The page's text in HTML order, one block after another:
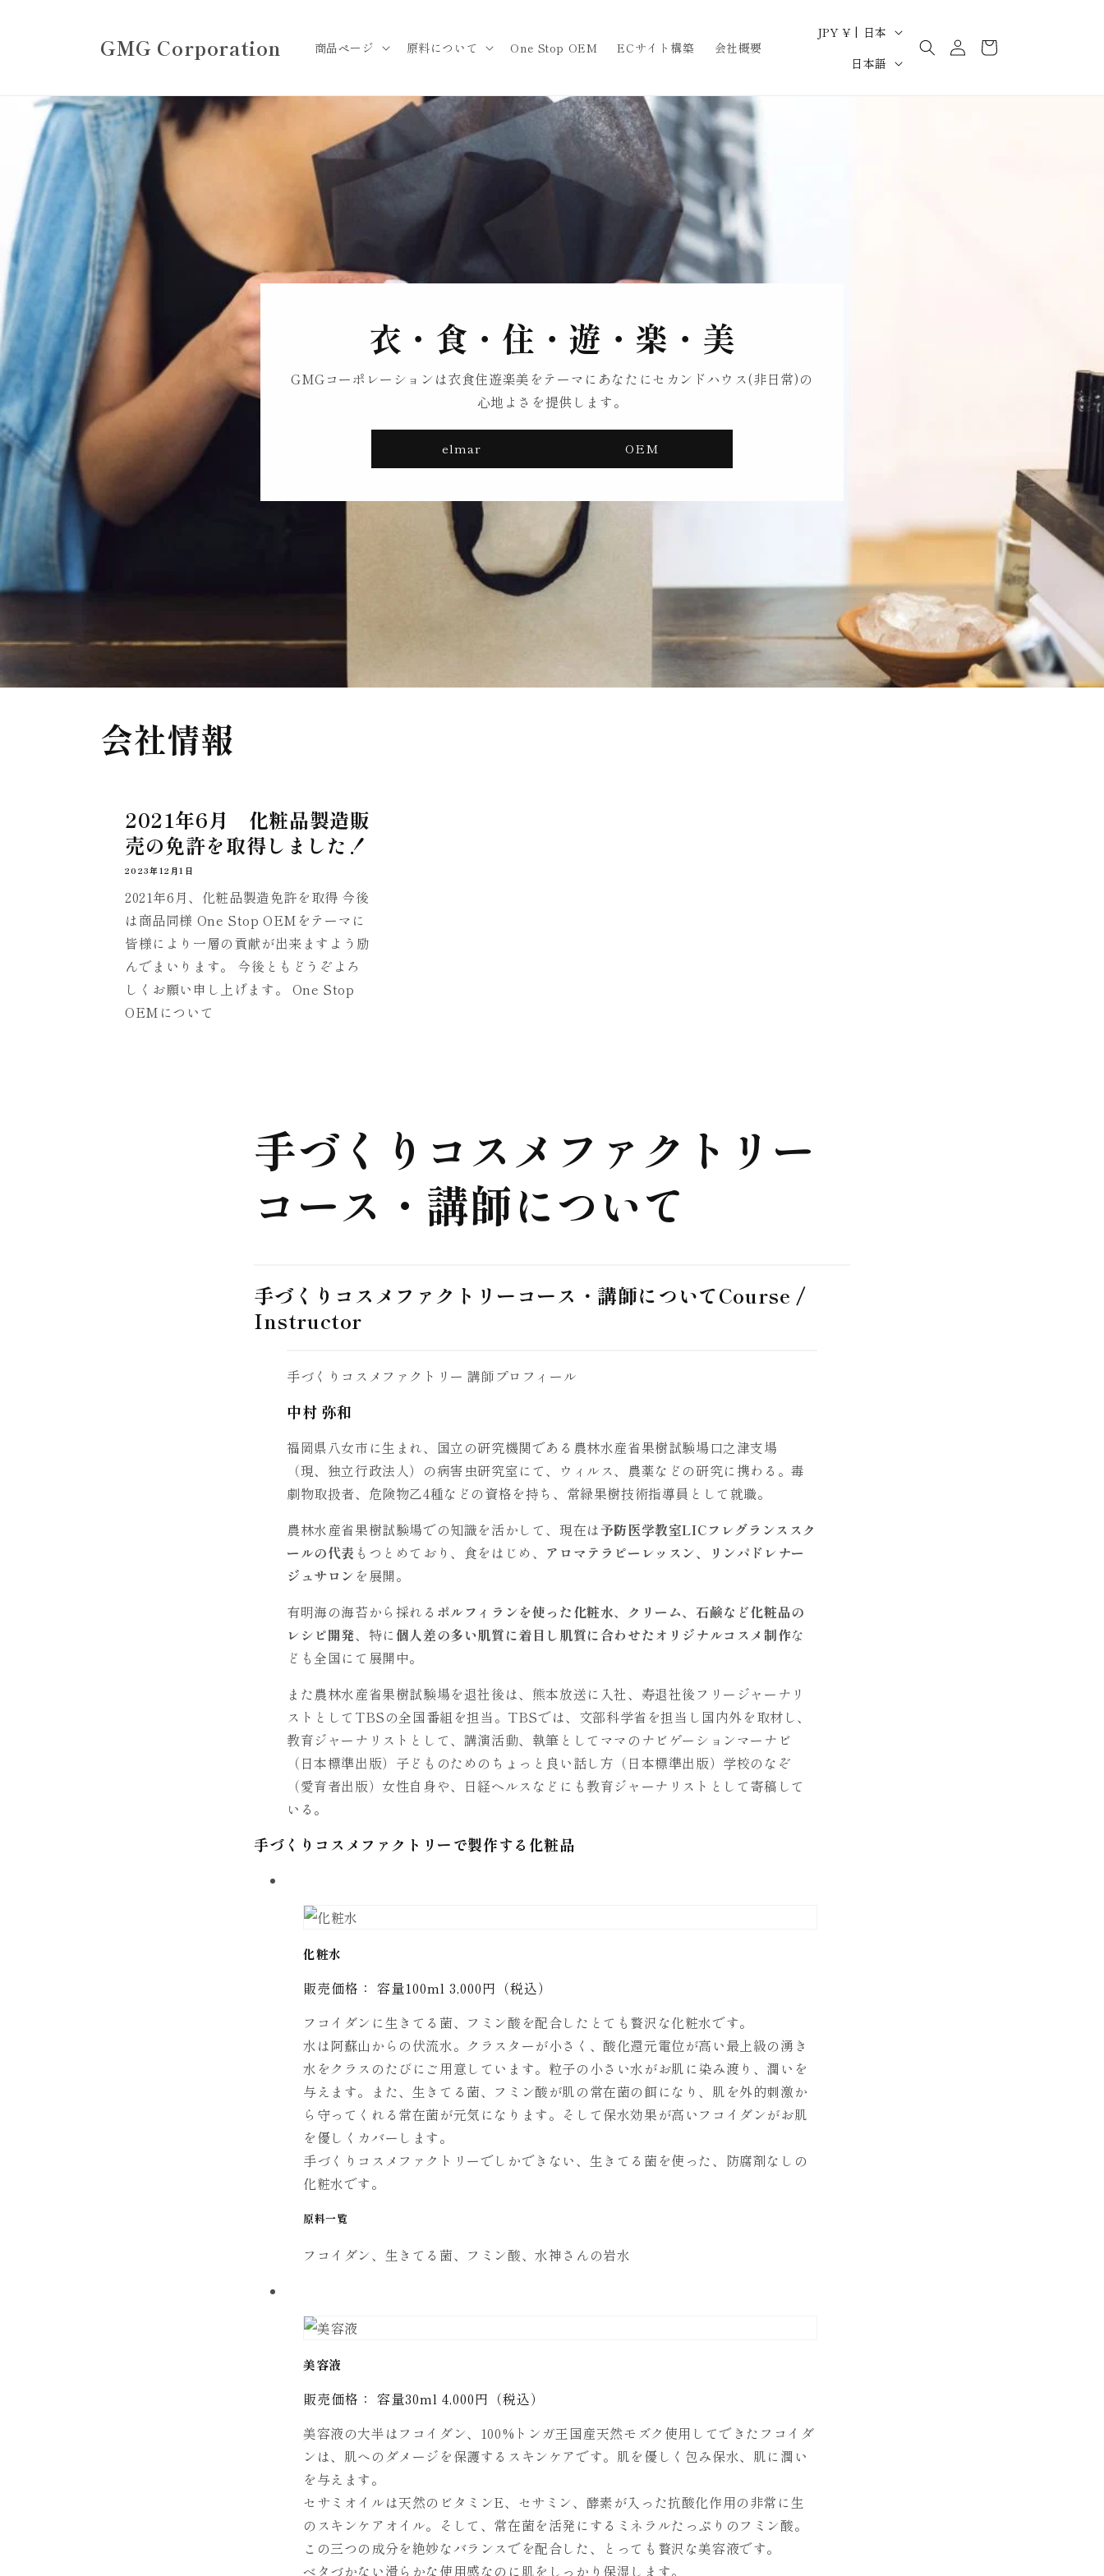
GMG Corporation 商品ページ 原料について One Stop OEM ECサイト構築 会社概要
国
JPY ¥ | 日本
言
日本語
グ
イ
ー
衣・食・住・遊・楽・美
GMGコーポレーションは衣食住遊楽美をテーマにあなたにセカンドハウス(非日常)の
心地よさを提供します。
elmar OEM
会社情報
2021年6月 化粧品製造販
売の免許を取得しました！
2023年12月1日
2021年6月、化粧品製造免許を取得 今後
は商品同様 One Stop OEMをテーマに
皆様により一層の貢献が出来ますよう励
んでまいります。 今後ともどうぞよろ
しくお願い申し上げます。 One Stop
OEMについて
手づくりコスメファクトリー
コース・講師について
手づくりコスメファクトリー コース・講師についてCourse /
Instructor
手づくりコスメファクトリー 講師プロフィール
中村 弥和
福岡県八女市に生まれ、国立の研究機関である農林水産省果樹試験場口之津支場
（現、独立行政法人）の病害虫研究室にて、ウィルス、農薬などの研究に携わる。毒
劇物取扱者、危険物乙4種などの資格を持ち、常緑果樹技術指導員として就職。
農林水産省果樹試験場での知識を活かして、現在は予防医学教室LICフレグランススク
ールの代表 もつとめており、食をはじめ、 アロマテラピーレッスン、リンパドレナー
ジュサロン を展開。
有明海の海苔から採れる ポルフィランを使った化粧水、クリーム、石鹸など化粧品の
レシピ開発、特に個人差の多い肌質に着目し肌質に合わせたオリジナルコスメ制作な
ども全国にて展開中。
また農林水産省果樹試験場を退社後は、熊本放送に入社、寿退社後フリージャーナリ
ストとしてTBSの全国番組を担当。TBSでは、文部科学省を担当し国内外を取材し、
教育ジャーナリストとして、講演活動、執筆としてママのナビゲーションマーナビ
（日本標準出版）子どものためのちょっと良い話し方（日本標準出版）学校のなぞ
（愛育者出版）女性自身や、日経ヘルスなどにも教育ジャーナリストとして寄稿して
いる。
手づくりコスメファクトリーで製作する化粧品
化粧水
販売価格： 容量100ml 3,000円（税込）
フコイダンに生きてる菌、フミン酸を配合したとても贅沢な化粧水です。
水は阿蘇山からの伏流水。クラスターが小さく、酸化還元電位が高い最上級の湧き
水をクラスのたびにご用意しています。粒子の小さい水がお肌に染み渡り、潤いを
与えます。また、生きてる菌、フミン酸が肌の常在菌の餌になり、肌を外的刺激か
ら守ってくれる常在菌が元気になります。そして保水効果が高いフコイダンがお肌
を優しくカバーします。
手づくりコスメファクトリーでしかできない、生きてる菌を使った、防腐剤なしの
化粧水です。
原料一覧
フコイダン、生きてる菌、フミン酸、水神さんの岩水
美容液
販売価格： 容量30ml 4,000円（税込）
美容液の大半はフコイダン、100%トンガ王国産天然モズク使用してできたフコイダ
ンは、肌へのダメージを保護するスキンケアです。肌を優しく包み保水、肌に潤い
を与えます。
セサミオイルは天然のビタミンE、セサミン、酵素が入った抗酸化作用の非常に生
のスキンケアオイル。そして、常在菌を活発にするミネラルたっぷりのフミン酸。
この三つの成分を絶妙なバランスでを配合した、とっても贅沢な美容液です。
ベタづかない滑らかな使用感なのに肌をしっかり保湿します。